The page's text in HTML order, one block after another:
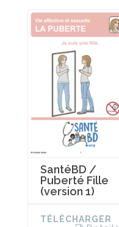
SantéBD /
Puberté Fille
(version 1)
TÉLÉCHARGER